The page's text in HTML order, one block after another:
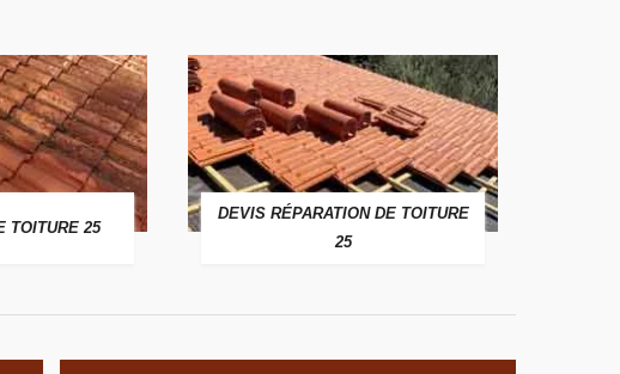
TOITURE 25
DEVIS RÉPARATION DE TOITURE
25